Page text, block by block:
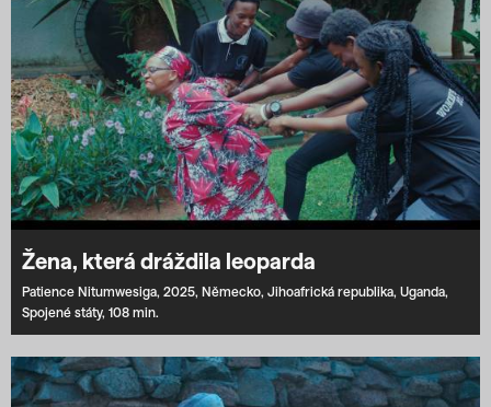
Žena, která dráždila leoparda
Patience Nitumwesiga, 2025, Německo, Jihoafrická republika, Uganda,
Spojené státy, 108 min.